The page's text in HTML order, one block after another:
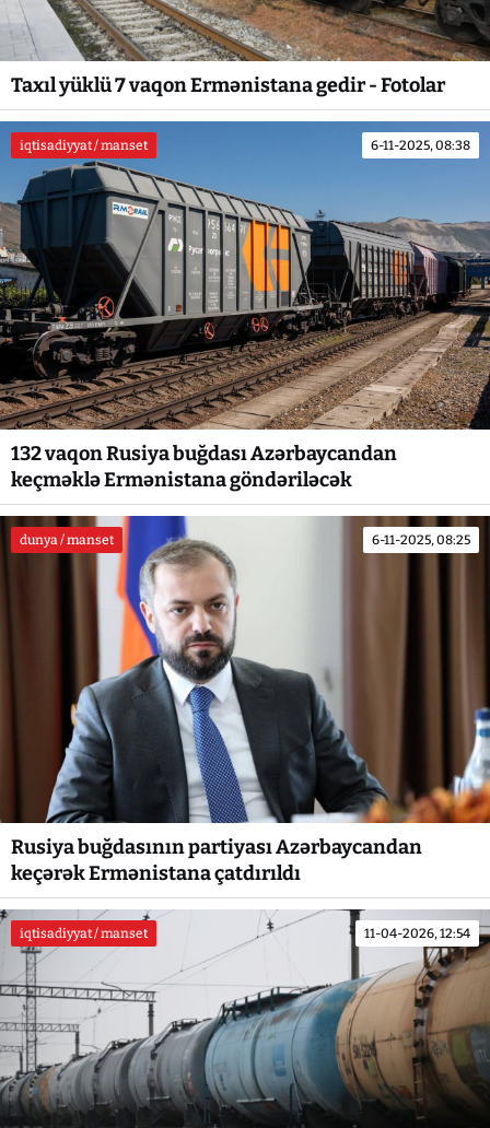
Taxıl yüklü 7 vaqon Ermənistana gedir - Fotolar
iqtisadiyyat / manset 6-11-2025, 08:38
132 vaqon Rusiya buğdası Azərbaycandan
keçməklə Ermənistana göndəriləcək
dunya / manset 6-11-2025, 08:25
Rusiya buğdasının partiyası Azərbaycandan
keçərək Ermənistana çatdırıldı
iqtisadiyyat / manset 11-04-2026, 12:54